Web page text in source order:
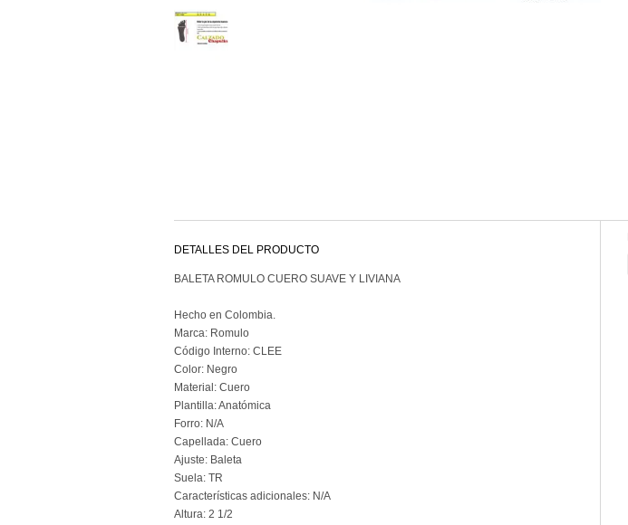
DETALLES DEL PRODUCTO
BALETA ROMULO CUERO SUAVE Y LIVIANA
Hecho en Colombia.
Marca: Romulo
Código Interno: CLEE
Color: Negro
Material: Cuero
Plantilla: Anatómica
Forro: N/A
Capellada: Cuero
Ajuste: Baleta
Suela: TR
Características adicionales: N/A
Altura: 2 1/2